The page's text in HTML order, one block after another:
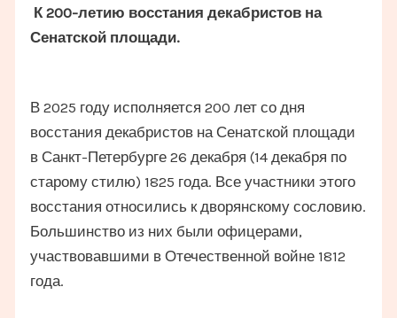
К 200-летию восстания декабристов на
Сенатской площади.
В 2025 году исполняется 200 лет со дня
восстания декабристов на Сенатской площади
в Санкт-Петербурге 26 декабря (14 декабря по
старому стилю) 1825 года. Все участники этого
восстания относились к дворянскому сословию.
Большинство из них были офицерами,
участвовавшими в Отечественной войне 1812
года.